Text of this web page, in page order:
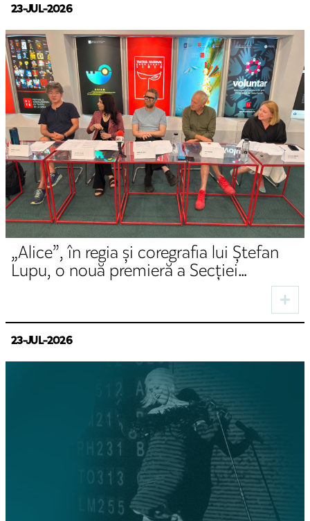
23-JUL-2026
„Alice”, în regia și coregrafia lui Ștefan
Lupu, o nouă premieră a Secției
Germane a TNRS
23-JUL-2026